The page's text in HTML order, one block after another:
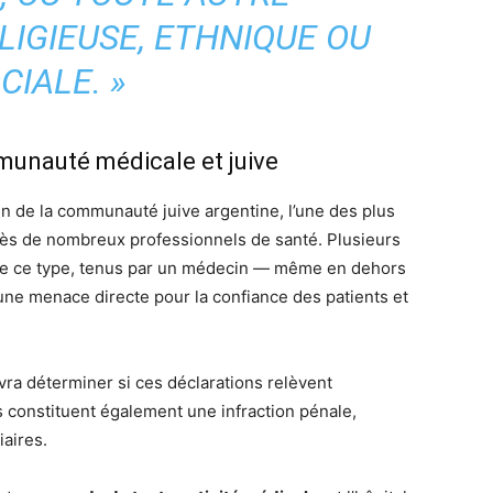
ETHNIQUE OU
»
médicale et juive
de la communauté juive argentine, l’une des plus
de nombreux professionnels de santé. Plusieurs
ce type, tenus par un médecin — même en dehors
menace directe pour la confiance des patients et
déterminer si ces déclarations relèvent
également une infraction pénale,